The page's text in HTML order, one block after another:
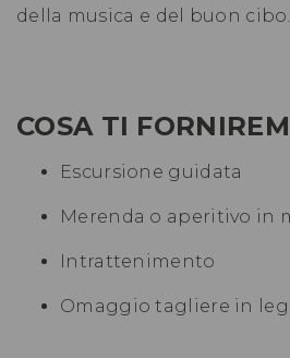
della musica e del buon cibo.
COSA TI
Escursione guidata
Merenda o aperitivo in
Intrattenimento
Omaggio tagliere in